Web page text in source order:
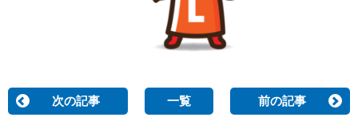
次の記事 一覧 前の記事